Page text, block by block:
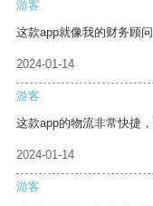
游客
这款app就像我的财务顾
2024-01-14
游客
这款app的物流非常快捷
2024-01-14
游客